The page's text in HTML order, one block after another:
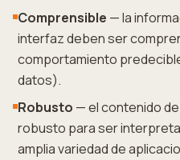
Comprensible — la
interfaz deben ser
comportamiento
datos).
Robusto — el contenido
robusto para ser
amplia variedad de